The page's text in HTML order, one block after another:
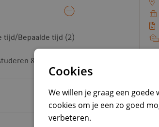
tijd/Bepaalde tijd 2
& Trainee
Cookies
We willen je graag een
cookies om je een zo goed
verbeteren.